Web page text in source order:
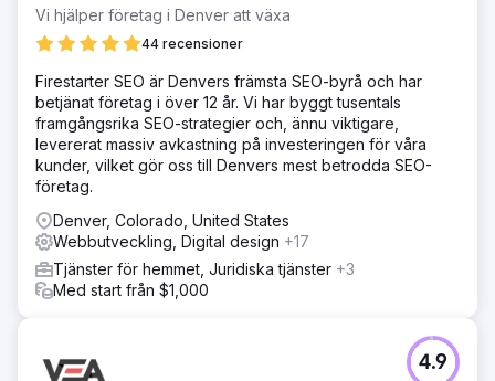
Vi hjälper företag i Denver att växa
44 recensioner
Firestarter SEO är Denvers främsta SEO-byrå och har
betjänat företag i över 12 år. Vi har byggt tusentals
framgångsrika SEO-strategier och, ännu viktigare,
levererat massiv avkastning på investeringen för våra
kunder, vilket gör oss till Denvers mest betrodda SEO-
företag.
Denver, Colorado, United States
Webbutveckling, Digital design +17
Tjänster för hemmet, Juridiska tjänster +3
Med start från $1,000
4.9